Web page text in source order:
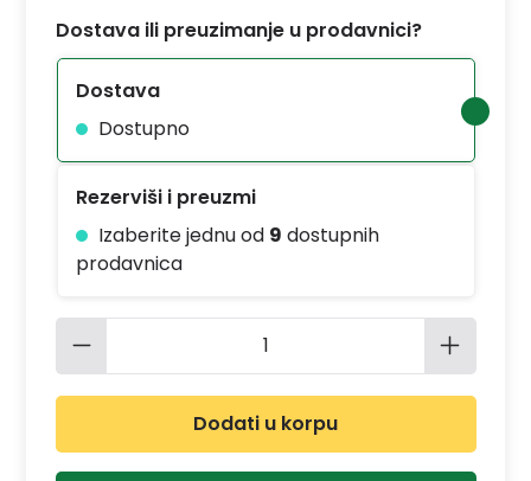
Dostava ili preuzimanje u prodavnici?
Dostava
Dostupno
Rezerviši i preuzmi
Izaberite jednu od 9 dostupnih
prodavnica
Količina proizvoda: Unesite
Dodati u korpu